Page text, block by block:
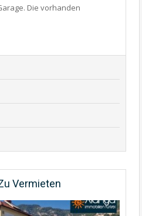
Die vorhanden
Vermieten